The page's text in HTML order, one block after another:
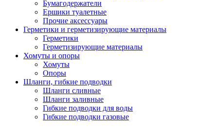
Бумагодержатели
Ершики туалетные
Прочие аксессуары
Герметики и герметизирующие материалы
Герметики
Герметизирующие материалы
Хомуты и опоры
Хомуты
Опоры
Шланги, гибкие подводки
Шланги сливные
Шланги заливные
Гибкие подводки для воды
Гибкие подводки газовые